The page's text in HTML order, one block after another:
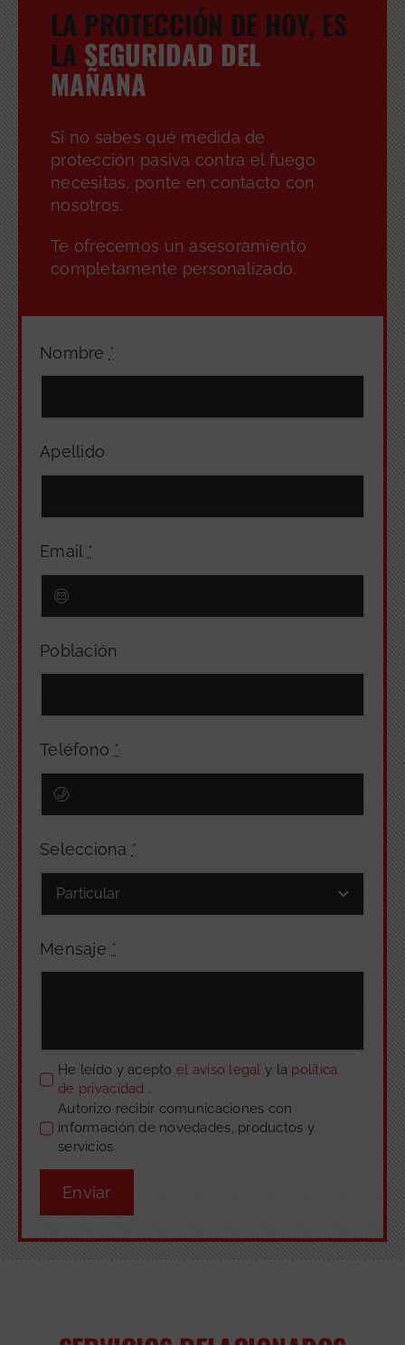
Nombre *
Apellido
Email *
Población
Teléfono *
Selecciona *
Mensaje *
He leído y acepto el aviso legaly la política
de privacidad .
Autorizo recibir comunicaciones con
información de novedades, productos y
servicios.
Enviar
LA PROTECCIÓN DE HOY, ES
LA SEGURIDAD DEL
MAÑANA
Si no sabes qué medida de
protección pasiva contra el fuego
necesitas, ponte en contacto con
nosotros.
Te ofrecemos un asesoramiento
completamente personalizado.